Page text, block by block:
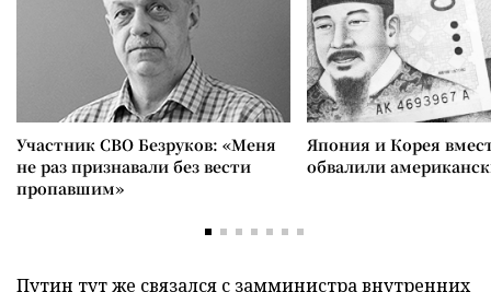
Участник СВО Безруков: «Меня
не раз признавали без вести
пропавшим»
Япония и Корея
обвалили
Путин тут же связался с замминистра внутренних